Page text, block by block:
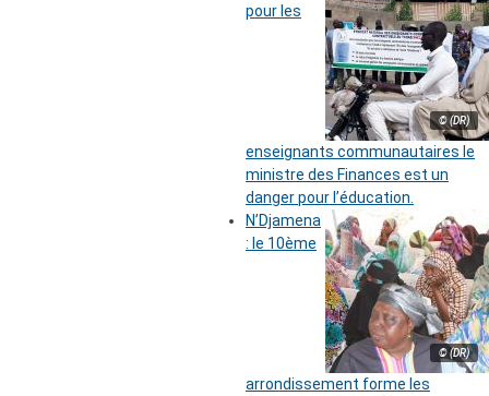
© (DR)
pour les
enseignants communautaires le
ministre des Finances est un
danger pour l’éducation.
© (DR)
N’Djamena
: le 10ème
arrondissement forme les